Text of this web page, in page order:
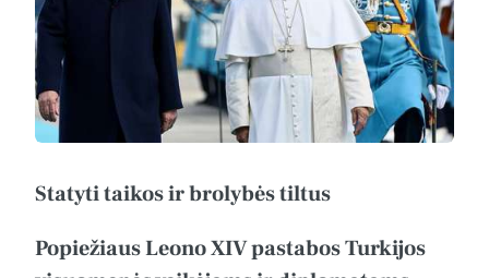
Statyti taikos ir brolybės tiltus
Popiežiaus Leono XIV pastabos Turkijos